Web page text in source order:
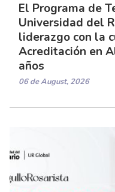
El Programa de
Universidad del
liderazgo con la
Acreditación en
años
06 de August, 2026